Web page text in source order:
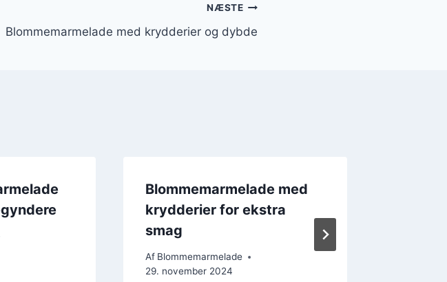
NÆSTE
Blommemarmelade med krydderier og dybde
Blommemarmelade med
krydderier for ekstra
smag
Af Blommemarmelade
29. november 2024